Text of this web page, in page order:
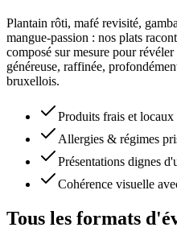
Plantain rôti, mafé revisité,
mangue-passion : nos plats
composé sur mesure pour
généreuse, raffinée,
bruxellois.
Produits frais et locaux
Allergies & régimes
Présentations dignes
Cohérence visuelle
Tous les formats